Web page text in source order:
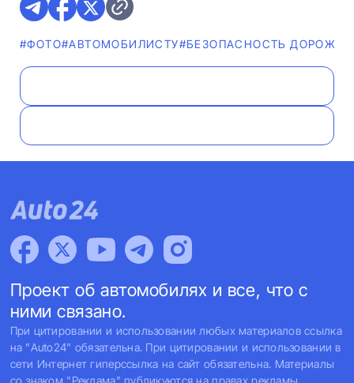
#ФОТО#АВТОМОБИЛИСТУ#БЕЗОПАСНОСТЬ
Проект об автомобилях и все, что с
ними связано.
При цитировании и использовании любых материалов ссылка
на "Auto24" обязательна. При цитировании и использовании в
сети Интернет гиперссылка на сайт обязательна. Материалы
со знаком "Реклама" публикуются на правах рекламы.